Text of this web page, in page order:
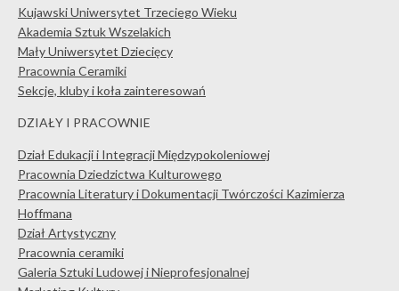
Kujawski Uniwersytet Trzeciego Wieku
Akademia Sztuk Wszelakich
Mały Uniwersytet Dziecięcy
Pracownia Ceramiki
Sekcje, kluby i koła zainteresowań
DZIAŁY I PRACOWNIE
Dział Edukacji i Integracji Międzypokoleniowej
Pracownia Dziedzictwa Kulturowego
Pracownia Literatury i Dokumentacji Twórczości Kazimierza
Hoffmana
Dział Artystyczny
Pracownia ceramiki
Galeria Sztuki Ludowej i Nieprofesjonalnej